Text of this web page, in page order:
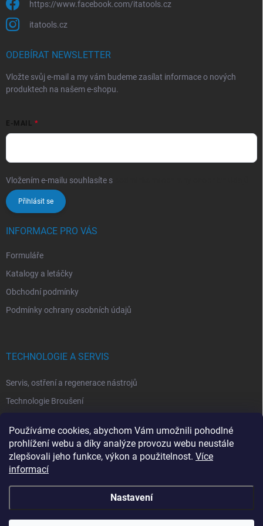
Používáme cookies, abychom Vám umožnili pohodlné
prohlížení webu a díky analýze provozu webu neustále
zlepšovali jeho funkce, výkon a použitelnost. Více
informací
Nastavení
https://www.facebook.com/itatools.cz
itatools.cz
ODEBÍRAT NEWSLETTER
Vložte svůj e-mail a my vám budeme zasílat informace o nových
produktech na našem e-shopu.
E-MAIL
Vložením e-mailu souhlasíte s
Přihlásit se
INFORMACE PRO VÁS
Formuláře
Katalogy a letáčky
Obchodní podmínky
Podmínky ochrany osobních údajů
TECHNOLOGIE A SERVIS
Servis, ostření a regenerace nástrojů
Technologie Broušení
Technologie Laserová Ablace
Copyright 2026ITA TOOLS ČESKO. Všechna práva vyhrazena.Upravit